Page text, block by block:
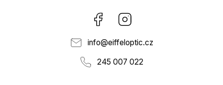
Facebook
info@eiffeloptic.cz
245 007 022